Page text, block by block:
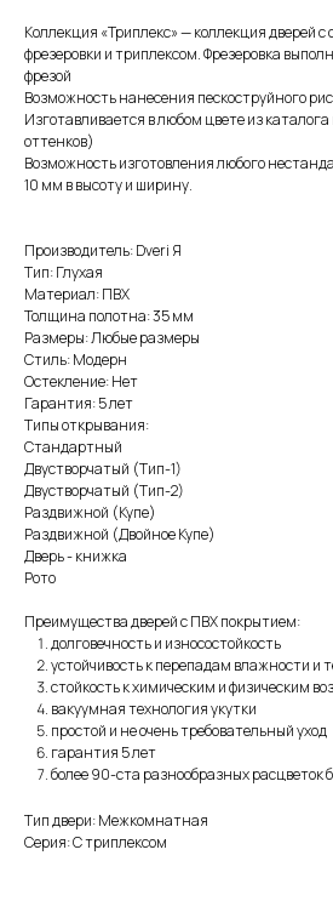
Коллекция «Триплекс» — коллекция дверей
фрезеровки и триплексом. Фрезеровка
фрезой
Возможность нанесения пескоструйного
Изготавливается в любом цвете из
оттенков)
Возможность изготовления любого
10 мм в высоту и ширину.
Производитель: Dveri Я
Тип: Глухая
Материал: ПВХ
Толщина полотна: 35 мм
Размеры: Любые размеры
Стиль: Модерн
Остекление: Нет
Гарантия: 5 лет
Типы открывания:
Стандартный
Двустворчатый (Тип-1)
Двустворчатый (Тип-2)
Раздвижной (Купе)
Раздвижной (Двойное Купе)
Дверь - книжка
Рото
Преимущества дверей с ПВХ покрытием:
долговечность и износостойкость
устойчивость к перепадам влажности и
стойкость к химическим и физическим
вакуумная технология укутки
простой и не очень требовательный уход
гарантия 5 лет
более 90-ста разнообразных расцветок
Тип двери: Межкомнатная
Серия: С триплексом